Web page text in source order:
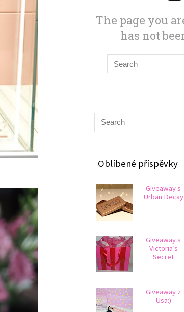
Oblíbené příspěvky
Giveaway s
Urban Decay
Giveaway s
Victoria’s
Secret
Giveaway z
Usa:)